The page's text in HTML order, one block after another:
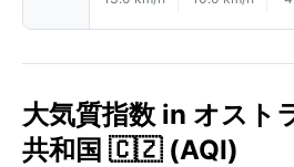
大気質指数 in オスト
共和国 🇨🇿 (AQI)